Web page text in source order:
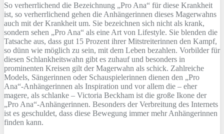
So verherrlichend die Bezeichnung „Pro Ana“ für diese Krankheit
ist, so verherrlichend gehen die Anhängerinnen dieses Magerwahns
auch mit der Krankheit um. Sie bezeichnen sich nicht als krank,
sondern sehen „Pro Ana“ als eine Art von Lifestyle. Sie blenden die
Tatsache aus, dass gut 15 Prozent ihrer Mitstreiterinnen den Kampf,
so dünn wie möglich zu sein, mit dem Leben bezahlen. Vorbilder für
diesen Schlankheitswahn gibt es zuhauf und besonders in
prominenten Kreisen gilt der Magerwahn als schick. Zahlreiche
Models, Sängerinnen oder Schauspielerinnen dienen den „Pro
Ana“-Anhängerinnen als Inspiration und vor allem die – eher
magere, als schlanke – Victoria Beckham ist die große Ikone der
„Pro Ana“-Anhängerinnen. Besonders der Verbreitung des Internets
ist es geschuldet, dass diese Bewegung immer mehr Anhängerinnen
finden kann.